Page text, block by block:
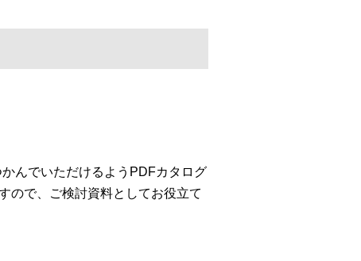
んでいただけるようPDFカタログ
ので、ご検討資料としてお役立て